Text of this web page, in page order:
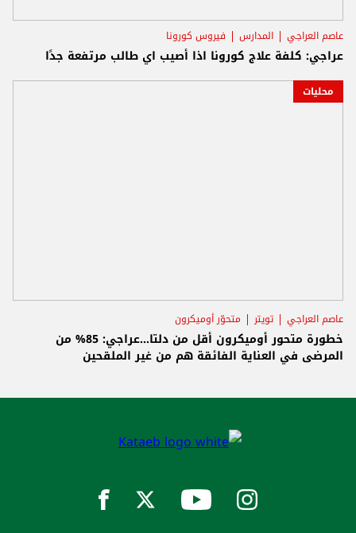
عاصم العراجي المدارس فيروس كورونا
عراجي: كلفة علاج كورونا اذا أصيب اي طالب مرتفعة جدًا
محليات
عاصم العراجي تويتر متحوّر أوميكرون
خطورة متحور أوميكرون أقل من دلتا...عراجي: 85% من
المرضى في العناية الفائقة هم من غير الملقحين